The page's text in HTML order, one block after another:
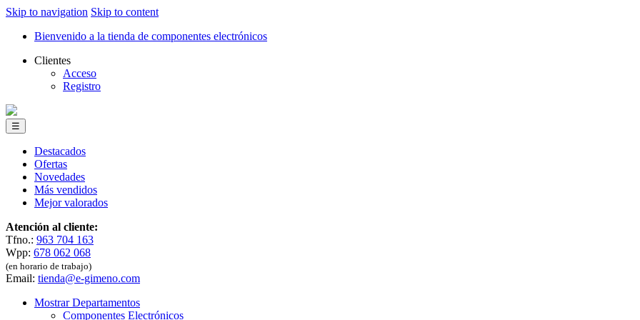
Skip to navigation Skip to content
Bienvenido a la tienda de componentes electrónicos
Clientes
Acceso
Registro
☰
Destacados
Ofertas
Novedades
Más vendidos
Mejor valorados
Atención al cliente:
Tfno.: 963 704 163
Wpp: 678 062 068
(en horario de trabajo)
Email: tienda@e-gimeno.com
Mostrar Departamentos
Componentes Electrónicos